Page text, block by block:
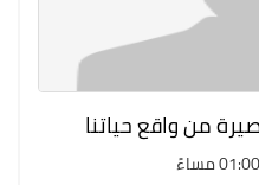
من واقع حياتنا